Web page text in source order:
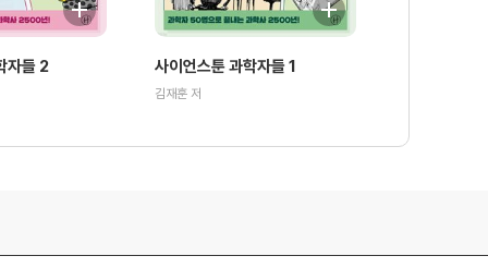
자들 2 사이언스툰 과학자들 1
김재훈 저